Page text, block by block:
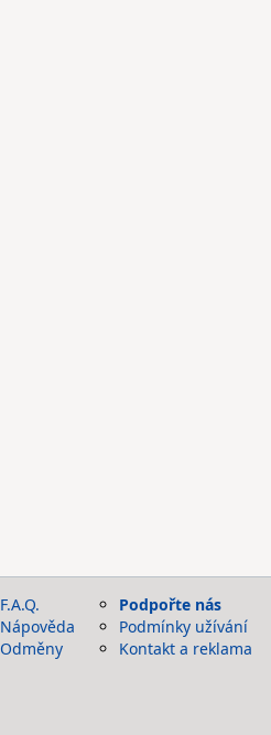
F.A.Q.
Nápověda
Odměny
Podpořte nás
Podmínky užívání
Kontakt a reklama